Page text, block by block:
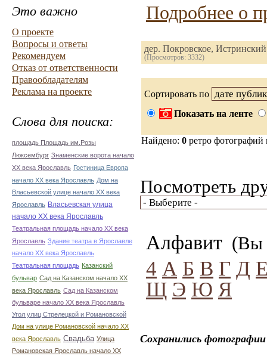
Это важно
О проекте
Вопросы и ответы
Рекомендуем
Отказ от ответственности
Правообладателям
Реклама на проекте
Слова для поиска:
площадь Площадь им.Розы
Люксембург Знаменские ворота начало
ХХ века Ярославль Гостиница Европа
начало ХХ века Ярославль Дом на
Власьевской улице начало ХХ века
Ярославль Власьевская улица
начало ХХ века Ярославль
Театральная площадь начало ХХ века
Ярославль Здание театра в Ярославле
начало ХХ века Ярославль
Театральная площадь Казанский
бульвар Сад на Казанском начало ХХ
века Ярославль Сад на Казанском
бульваре начало ХХ века Ярославль
Угол улиц Стрелецкой и Романовской
Дом на улице Романовской начало ХХ
века Ярославль Свадьба Улица
Романовская Ярославль начало ХХ
Подробнее о
дер. Покровское,
(Просмотров: 3332)
Сортировать по
Показать на ленте
Найдено: 0 ретро
Посмотреть
Алфавит (Вы
4 А Б В Г Д
Щ Э Ю Я
Сохранились